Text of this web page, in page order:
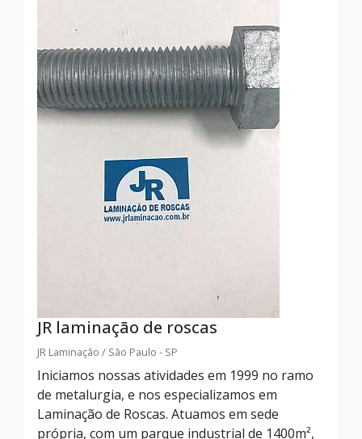
JR laminação de roscas
JR Laminação / São Paulo - SP
Iniciamos nossas atividades em 1999 no ramo
de metalurgia, e nos especializamos em
Laminação de Roscas. Atuamos em sede
própria, com um parque industrial de 1400m²,